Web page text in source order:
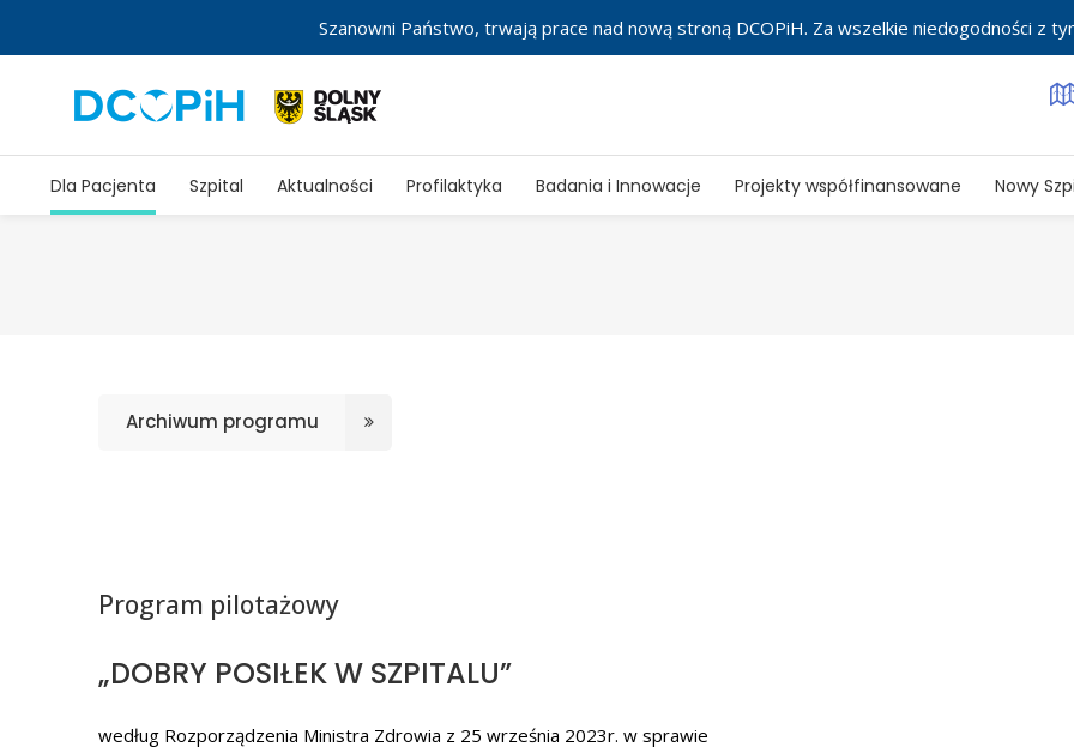
Szanowni Państwo, trwają prace nad nową stroną DCOPiH. Za wszelkie niedogodności z
Dla Pacjenta Szpital Aktualności Profilaktyka Badania i Innowacje Projekty współfinansowane Nowy
Archiwum programu
Program pilotażowy
„DOBRY POSIŁEK W SZPITALU”
według Rozporządzenia Ministra Zdrowia z 25 września 2023r. w sprawie